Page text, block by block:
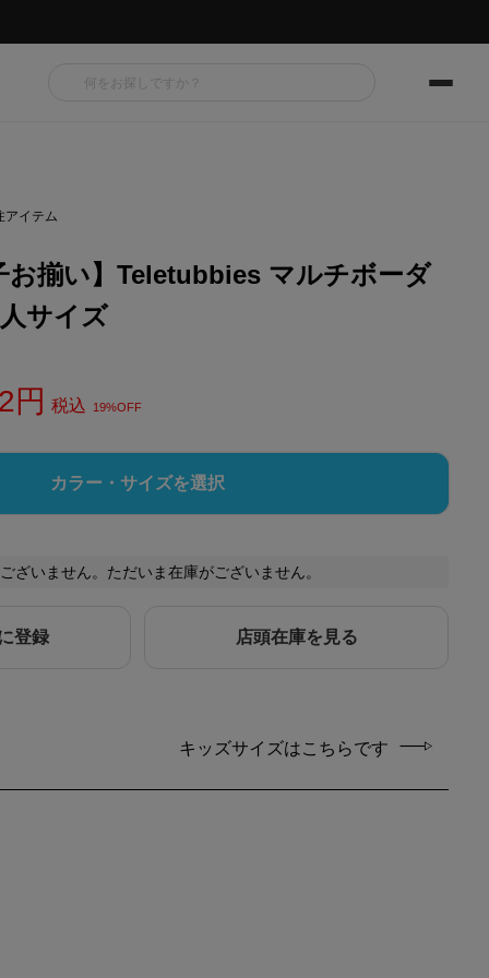
アイテム
お揃い】Teletubbies マルチボーダ
サイズ
税込 19%OFF
カラー・サイズを選択
ざいません。ただいま在庫がございません。
登録 店頭在庫を見る
キッズサイズはこちらです